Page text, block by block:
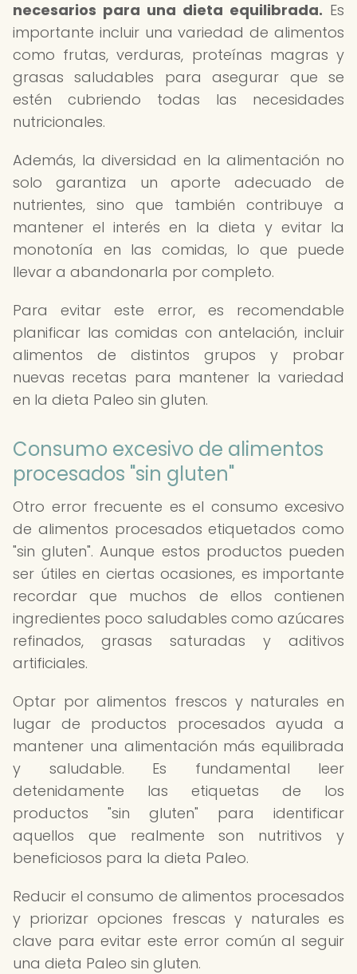
necesarios para una dieta equilibrada. Es
importante incluir una variedad de alimentos
como frutas, verduras, proteínas magras y
grasas saludables para asegurar que se
estén cubriendo todas las necesidades
nutricionales.
Además, la diversidad en la alimentación no
solo garantiza un aporte adecuado de
nutrientes, sino que también contribuye a
mantener el interés en la dieta y evitar la
monotonía en las comidas, lo que puede
llevar a abandonarla por completo.
Para evitar este error, es recomendable
planificar las comidas con antelación, incluir
alimentos de distintos grupos y probar
nuevas recetas para mantener la variedad
en la dieta Paleo sin gluten.
Consumo excesivo de alimentos
procesados "sin gluten"
Otro error frecuente es el consumo excesivo
de alimentos procesados etiquetados como
"sin gluten". Aunque estos productos pueden
ser útiles en ciertas ocasiones, es importante
recordar que muchos de ellos contienen
ingredientes poco saludables como azúcares
refinados, grasas saturadas y aditivos
artificiales.
Optar por alimentos frescos y naturales en
lugar de productos procesados ayuda a
mantener una alimentación más equilibrada
y saludable. Es fundamental leer
detenidamente las etiquetas de los
productos "sin gluten" para identificar
aquellos que realmente son nutritivos y
beneficiosos para la dieta Paleo.
Reducir el consumo de alimentos procesados
y priorizar opciones frescas y naturales es
clave para evitar este error común al seguir
una dieta Paleo sin gluten.